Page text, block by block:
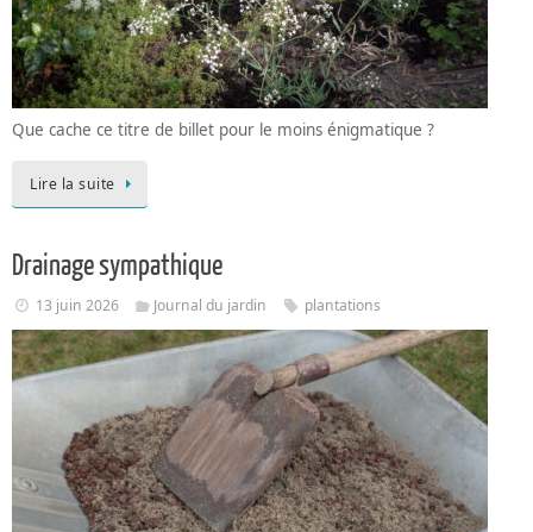
Que cache ce titre de billet pour le moins énigmatique ?
Lire la suite
Drainage sympathique
13 juin 2026 Journal du jardin plantations